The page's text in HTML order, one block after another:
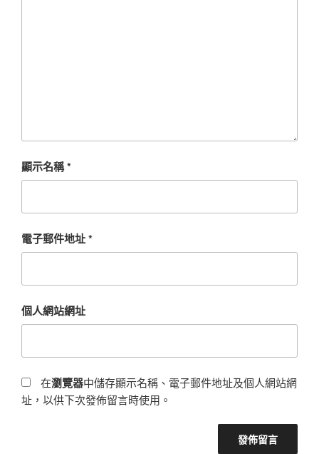
顯示名稱*
電子郵件地址*
個人網站網址
在瀏覽器中儲存顯示名稱、電子郵件地址及個人網站網
址，以供下次發佈留言時使用。